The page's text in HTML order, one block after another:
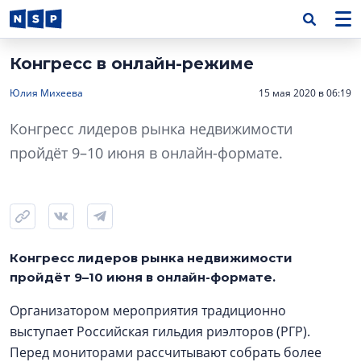
Конгресс в онлайн-режиме
Юлия Михеева 15 мая 2020 в 06:19
Конгресс лидеров рынка недвижимости
пройдёт 9–10 июня в онлайн-формате.
Конгресс лидеров рынка недвижимости
пройдёт 9–10 июня в онлайн-формате.
Организатором мероприятия традиционно
выступает Российская гильдия риэлторов (РГР).
Перед мониторами рассчитывают собрать более